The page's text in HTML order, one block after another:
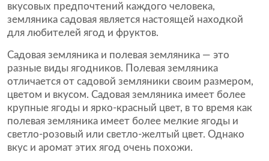
вкусовых предпочтений каждого человека,
земляника садовая является настоящей находкой
для любителей ягод и фруктов.
Садовая земляника и полевая земляника — это
разные виды ягодников. Полевая земляника
отличается от садовой земляники своим размером,
цветом и вкусом. Садовая земляника имеет более
крупные ягоды и ярко-красный цвет, в то время как
полевая земляника имеет более мелкие ягоды и
светло-розовый или светло-желтый цвет. Однако
вкус и аромат этих ягод очень похожи.